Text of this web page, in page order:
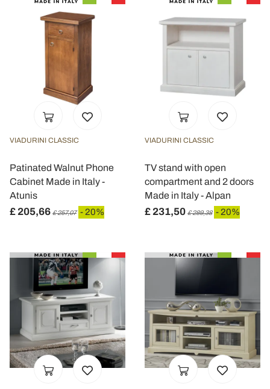
VIADURINI CLASSIC
Patinated Walnut Phone
Cabinet Made in Italy -
Atunis
£ 205,66 £ 257,07 - 20%
VIADURINI CLASSIC
TV stand with open
compartment and 2 doors
Made in Italy - Alpan
£ 231,50 £ 289,38 - 20%